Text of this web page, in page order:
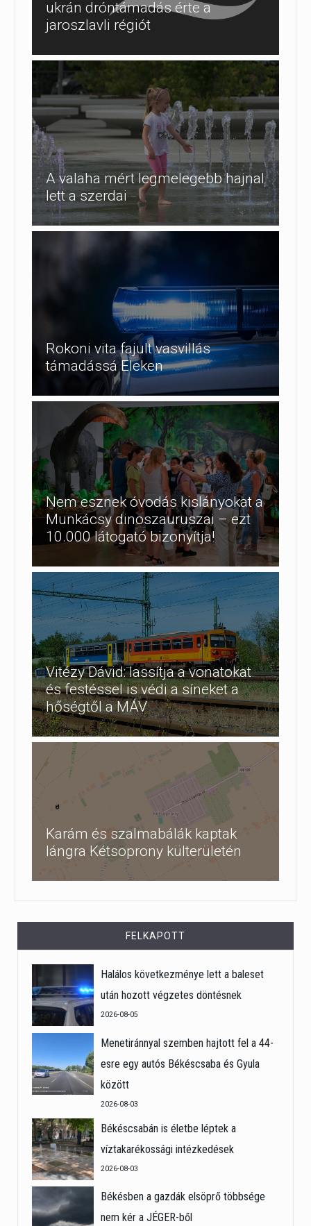
ukrán dróntámadás érte a
jaroszlavli régiót
A valaha mért legmelegebb hajnal
lett a szerdai
Rokoni vita fajult vasvillás
támadássá Eleken
Nem esznek óvodás kislányokat a
Munkácsy dinoszauruszai – ezt
10.000 látogató bizonyítja!
Vitézy Dávid: lassítja a vonatokat
és festéssel is védi a síneket a
hőségtől a MÁV
Karám és szalmabálák kaptak
lángra Kétsoprony külterületén
FELKAPOTT
Halálos következménye lett a baleset
után hozott végzetes döntésnek
2026-08-05
Menetiránnyal szemben hajtott fel a 44-
esre egy autós Békéscsaba és Gyula
között
2026-08-03
Békéscsabán is életbe léptek a
víztakarékossági intézkedések
2026-08-03
Békésben a gazdák elsöprő többsége
nem kér a JÉGER-ből